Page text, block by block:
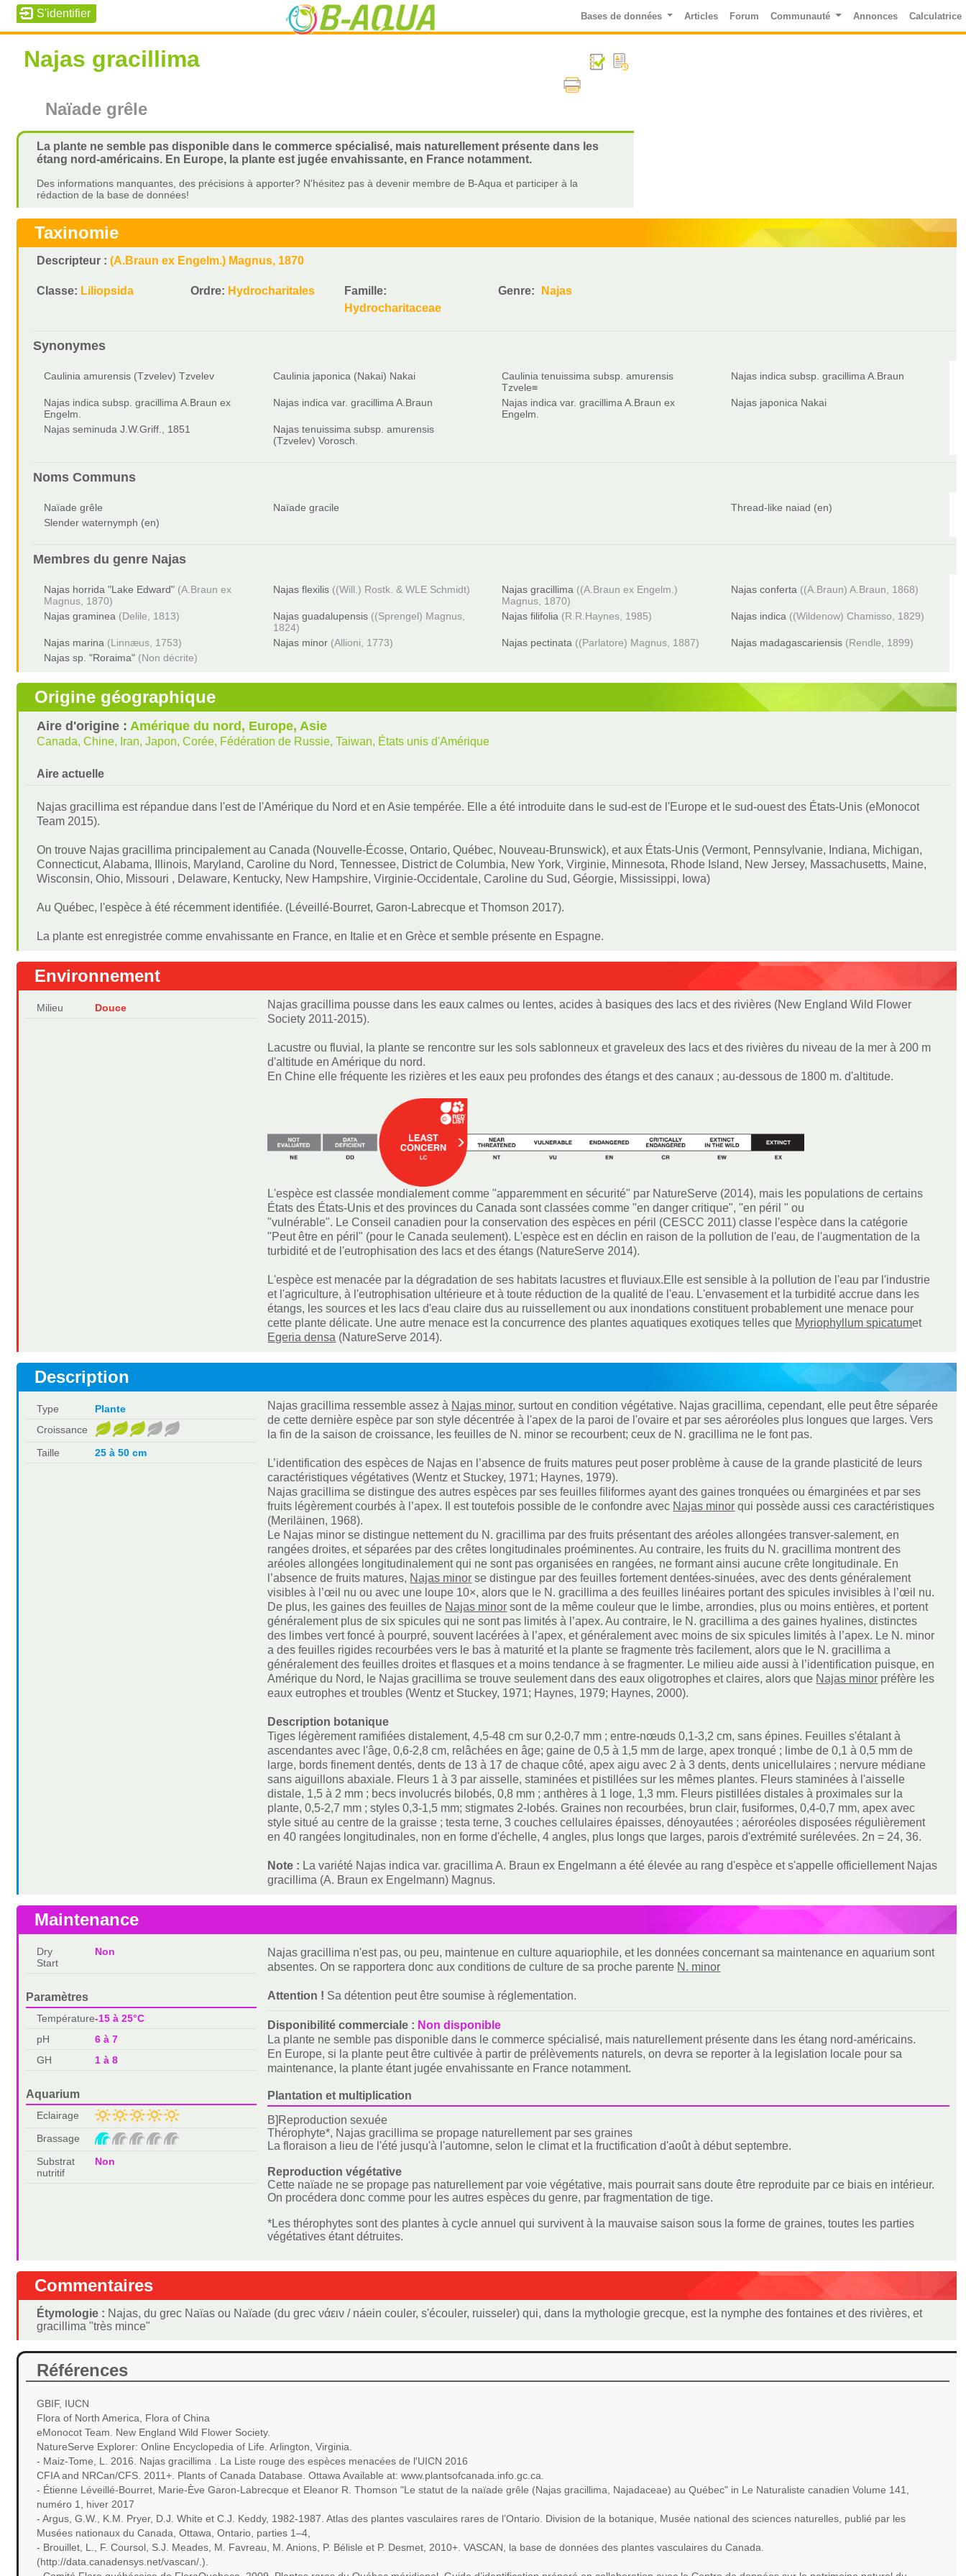
Bases de données Articles Forum Communauté Annonces Calculatrice
Najas gracillima
Naïade grêle
La plante ne semble pas disponible dans le commerce spécialisé, mais naturellement présente dans les
étang nord-américains. En Europe, la plante est jugée envahissante, en France notamment.
Des informations manquantes, des précisions à apporter? N'hésitez pas à devenir membre de B-Aqua et participer à la
rédaction de la base de données!
Taxinomie
Descripteur :(A.Braun ex Engelm.) Magnus, 1870
Classe: Liliopsida Ordre: Hydrocharitales
Famille:
Hydrocharitaceae
Genre: Najas
Synonymes
Caulinia amurensis (Tzvelev) Tzvelev Caulinia japonica (Nakai) Nakai
Caulinia tenuissima subsp. amurensis
Tzvele≡
Najas indica subsp. gracillima A.Braun
Najas indica subsp. gracillima A.Braun ex
Engelm.
Najas indica var. gracillima A.Braun
Najas indica var. gracillima A.Braun ex
Engelm.
Najas japonica Nakai
Najas seminuda J.W.Griff., 1851
Najas tenuissima subsp. amurensis
(Tzvelev) Vorosch.
Noms Communs
Naïade grêle Naïade gracile
Thread-like naiad (en)
Slender waternymph (en)
Membres du genre Najas
Najas horrida "Lake Edward" (A.Braun ex
Magnus, 1870)
Najas flexilis ((Will.) Rostk. & WLE Schmidt) Najas gracillima ((A.Braun ex Engelm.)
Magnus, 1870)
Najas conferta ((A.Braun) A.Braun, 1868)
Najas graminea (Delile, 1813) Najas guadalupensis ((Sprengel) Magnus,
1824)
Najas filifolia (R.R.Haynes, 1985) Najas indica ((Wildenow) Chamisso, 1829)
Najas marina (Linnæus, 1753) Najas minor (Allioni, 1773) Najas pectinata ((Parlatore) Magnus, 1887) Najas madagascariensis (Rendle, 1899)
Najas sp. "Roraima" (Non décrite)
Origine géographique
Aire d'origine :Amérique du nord, Europe, Asie
Canada, Chine, Iran, Japon, Corée, Fédération de Russie, Taiwan, États unis d'Amérique
Aire actuelle
Najas gracillima est répandue dans l'est de l'Amérique du Nord et en Asie tempérée. Elle a été introduite dans le sud-est de l'Europe et le sud-ouest des États-Unis (eMonocot
Team 2015).
On trouve Najas gracillima principalement au Canada (Nouvelle-Écosse, Ontario, Québec, Nouveau-Brunswick), et aux États-Unis (Vermont, Pennsylvanie, Indiana, Michigan,
Connecticut, Alabama, Illinois, Maryland, Caroline du Nord, Tennessee, District de Columbia, New York, Virginie, Minnesota, Rhode Island, New Jersey, Massachusetts, Maine,
Wisconsin, Ohio, Missouri , Delaware, Kentucky, New Hampshire, Virginie-Occidentale, Caroline du Sud, Géorgie, Mississippi, Iowa)
Au Québec, l'espèce à été récemment identifiée. (Léveillé-Bourret, Garon-Labrecque et Thomson 2017).
La plante est enregistrée comme envahissante en France, en Italie et en Grèce et semble présente en Espagne.
Environnement
Milieu Douce
Najas gracillima pousse dans les eaux calmes ou lentes, acides à basiques des lacs et des rivières (New England Wild Flower
Society 2011-2015).
Lacustre ou fluvial, la plante se rencontre sur les sols sablonneux et graveleux des lacs et des rivières du niveau de la mer à 200 m
d'altitude en Amérique du nord.
En Chine elle fréquente les rizières et les eaux peu profondes des étangs et des canaux ; au-dessous de 1800 m. d'altitude.
L'espèce est classée mondialement comme "apparemment en sécurité" par NatureServe (2014), mais les populations de certains
États des États-Unis et des provinces du Canada sont classées comme "en danger critique", "en péril " ou
"vulnérable". Le Conseil canadien pour la conservation des espèces en péril (CESCC 2011) classe l'espèce dans la catégorie
"Peut être en péril" (pour le Canada seulement). L'espèce est en déclin en raison de la pollution de l'eau, de l'augmentation de la
turbidité et de l'eutrophisation des lacs et des étangs (NatureServe 2014).
L'espèce est menacée par la dégradation de ses habitats lacustres et fluviaux.Elle est sensible à la pollution de l'eau par l'industrie
et l'agriculture, à l'eutrophisation ultérieure et à toute réduction de la qualité de l'eau. L'envasement et la turbidité accrue dans les
étangs, les sources et les lacs d'eau claire dus au ruissellement ou aux inondations constituent probablement une menace pour
cette plante délicate. Une autre menace est la concurrence des plantes aquatiques exotiques telles que Myriophyllum spicatumet
Egeria densa (NatureServe 2014).
Description
Type
Plante
Croissance
Taille
25 à 50 cm
Najas gracillima ressemble assez à Najas minor, surtout en condition végétative. Najas gracillima, cependant, elle peut être séparée
de cette dernière espèce par son style décentrée à l'apex de la paroi de l'ovaire et par ses aéroréoles plus longues que larges. Vers
la fin de la saison de croissance, les feuilles de N. minor se recourbent; ceux de N. gracillima ne le font pas.
L’identification des espèces de Najas en l’absence de fruits matures peut poser problème à cause de la grande plasticité de leurs
caractéristiques végétatives (Wentz et Stuckey, 1971; Haynes, 1979).
Najas gracillima se distingue des autres espèces par ses feuilles ﬁliformes ayant des gaines tronquées ou émarginées et par ses
fruits légèrement courbés à l’apex. Il est toutefois possible de le confondre avec Najas minor qui possède aussi ces caractéristiques
(Meriläinen, 1968).
Le Najas minor se distingue nettement du N. gracillima par des fruits présentant des aréoles allongées transver-salement, en
rangées droites, et séparées par des crêtes longitudinales proéminentes. Au contraire, les fruits du N. gracillima montrent des
aréoles allongées longitudinalement qui ne sont pas organisées en rangées, ne formant ainsi aucune crête longitudinale. En
l’absence de fruits matures, Najas minor se distingue par des feuilles fortement dentées-sinuées, avec des dents généralement
visibles à l’œil nu ou avec une loupe 10×, alors que le N. gracillima a des feuilles linéaires portant des spicules invisibles à l’œil nu.
De plus, les gaines des feuilles de Najas minor sont de la même couleur que le limbe, arrondies, plus ou moins entières, et portent
généralement plus de six spicules qui ne sont pas limités à l’apex. Au contraire, le N. gracillima a des gaines hyalines, distinctes
des limbes vert foncé à pourpré, souvent lacérées à l’apex, et généralement avec moins de six spicules limités à l’apex. Le N. minor
a des feuilles rigides recourbées vers le bas à maturité et la plante se fragmente très facilement, alors que le N. gracillima a
généralement des feuilles droites et flasques et a moins tendance à se fragmenter. Le milieu aide aussi à l’identiﬁcation puisque, en
Amérique du Nord, le Najas gracillima se trouve seulement dans des eaux oligotrophes et claires, alors que Najas minor préfère les
eaux eutrophes et troubles (Wentz et Stuckey, 1971; Haynes, 1979; Haynes, 2000).
Description botanique
Tiges légèrement ramifiées distalement, 4,5-48 cm sur 0,2-0,7 mm ; entre-nœuds 0,1-3,2 cm, sans épines. Feuilles s'étalant à
ascendantes avec l'âge, 0,6-2,8 cm, relâchées en âge; gaine de 0,5 à 1,5 mm de large, apex tronqué ; limbe de 0,1 à 0,5 mm de
large, bords finement dentés, dents de 13 à 17 de chaque côté, apex aigu avec 2 à 3 dents, dents unicellulaires ; nervure médiane
sans aiguillons abaxiale. Fleurs 1 à 3 par aisselle, staminées et pistillées sur les mêmes plantes. Fleurs staminées à l'aisselle
distale, 1,5 à 2 mm ; becs involucrés bilobés, 0,8 mm ; anthères à 1 loge, 1,3 mm. Fleurs pistillées distales à proximales sur la
plante, 0,5-2,7 mm ; styles 0,3-1,5 mm; stigmates 2-lobés. Graines non recourbées, brun clair, fusiformes, 0,4-0,7 mm, apex avec
style situé au centre de la graisse ; testa terne, 3 couches cellulaires épaisses, dénoyautées ; aéroréoles disposées régulièrement
en 40 rangées longitudinales, non en forme d'échelle, 4 angles, plus longs que larges, parois d'extrémité surélevées. 2n = 24, 36.
Note : La variété Najas indica var. gracillima A. Braun ex Engelmann a été élevée au rang d'espèce et s'appelle officiellement Najas
gracillima (A. Braun ex Engelmann) Magnus.
Maintenance
Dry
Start
Non
Paramètres
Température-15 à 25°C
pH
6 à 7
GH
1 à 8
Aquarium
Eclairage
Brassage
Substrat
nutritif
Non
Najas gracillima n'est pas, ou peu, maintenue en culture aquariophile, et les données concernant sa maintenance en aquarium sont
absentes. On se rapportera donc aux conditions de culture de sa proche parente N. minor
Attention ! Sa détention peut être soumise à réglementation.
Disponibilité commerciale : Non disponible
La plante ne semble pas disponible dans le commerce spécialisé, mais naturellement présente dans les étang nord-américains.
En Europe, si la plante peut être cultivée à partir de prélèvements naturels, on devra se reporter à la legislation locale pour sa
maintenance, la plante étant jugée envahissante en France notamment.
Plantation et multiplication
B]Reproduction sexuée
Thérophyte*, Najas gracillima se propage naturellement par ses graines
La floraison a lieu de l'été jusqu'à l'automne, selon le climat et la fructification d'août à début septembre.
Reproduction végétative
Cette naïade ne se propage pas naturellement par voie végétative, mais pourrait sans doute être reproduite par ce biais en intérieur.
On procédera donc comme pour les autres espèces du genre, par fragmentation de tige.
*Les thérophytes sont des plantes à cycle annuel qui survivent à la mauvaise saison sous la forme de graines, toutes les parties
végétatives étant détruites.
Commentaires
Étymologie : Najas, du grec Naïas ou Naïade (du grec νάειν / náein couler, s'écouler, ruisseler) qui, dans la mythologie grecque, est la nymphe des fontaines et des rivières, et
gracillima "très mince"
Références
GBIF, IUCN
Flora of North America, Flora of China
eMonocot Team. New England Wild Flower Society.
NatureServe Explorer: Online Encyclopedia of Life. Arlington, Virginia.
- Maiz-Tome, L. 2016. Najas gracillima . La Liste rouge des espèces menacées de l'UICN 2016
CFIA and NRCan/CFS. 2011+. Plants of Canada Database. Ottawa Available at: www.plantsofcanada.info.gc.ca.
- Étienne Léveillé-Bourret, Marie-Ève Garon-Labrecque et Eleanor R. Thomson "Le statut de la naïade grêle (Najas gracillima, Najadaceae) au Québec" in Le Naturaliste canadien Volume 141,
numéro 1, hiver 2017
- Argus, G.W., K.M. Pryer, D.J. White et C.J. Keddy, 1982-1987. Atlas des plantes vasculaires rares de l’Ontario. Division de la botanique, Musée national des sciences naturelles, publié par les
Musées nationaux du Canada, Ottawa, Ontario, parties 1–4,
- Brouillet, L., F. Coursol, S.J. Meades, M. Favreau, M. Anions, P. Bélisle et P. Desmet, 2010+. VASCAN, la base de données des plantes vasculaires du Canada.
(http://data.canadensys.net/vascan/.).